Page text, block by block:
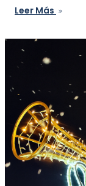
Leer Más